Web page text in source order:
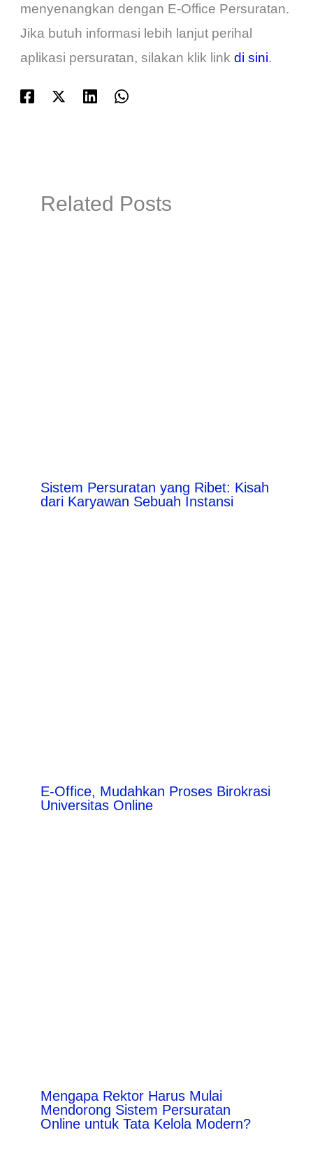
menyenangkan dengan E-Office Persuratan.
Jika butuh informasi lebih lanjut perihal
aplikasi persuratan, silakan klik linkdi sini.
Related Posts
Sistem Persuratan yang Ribet: Kisah
dari Karyawan Sebuah Instansi
E-Office, Mudahkan Proses Birokrasi
Universitas Online
Mengapa Rektor Harus Mulai
Mendorong Sistem Persuratan
Online untuk Tata Kelola Modern?